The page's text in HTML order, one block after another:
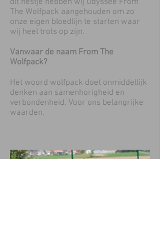
dit nestje hebben wij Odyssee From
The Wolfpack aangehouden om zo
onze eigen bloedlijn te starten waar
wij heel trots op zijn.
Vanwaar de naam From The
Wolfpack?
Het woord wolfpack doet onmiddellijk
denken aan samenhorigheid en
verbondenheid. Voor ons belangrijke
waarden.